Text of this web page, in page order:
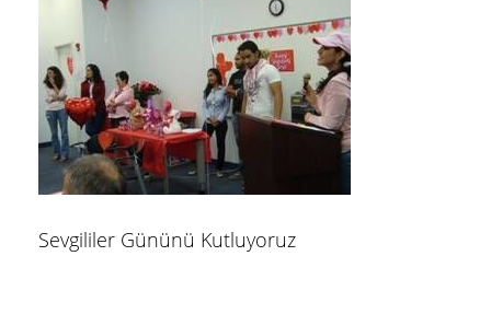
Sevgililer Gününü Kutluyoruz